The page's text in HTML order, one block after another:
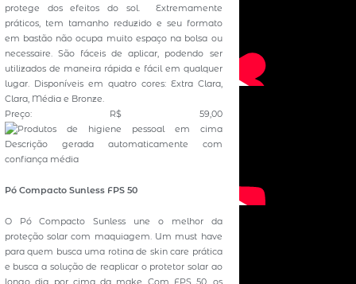
protege dos efeitos do sol. Extremamente
práticos, tem tamanho reduzido e seu formato
em bastão não ocupa muito espaço na bolsa ou
necessaire. São fáceis de aplicar, podendo ser
utilizados de maneira rápida e fácil em qualquer
lugar. Disponíveis em quatro cores: Extra Clara,
Clara, Média e Bronze.
Preço: R$ 59,00
Pó Compacto Sunless FPS 50
O Pó Compacto Sunless une o melhor da
proteção solar com maquiagem. Um must have
para quem busca uma rotina de skin care prática
e busca a solução de reaplicar o protetor solar ao
longo dia, por cima da make. Com FPS 50, os